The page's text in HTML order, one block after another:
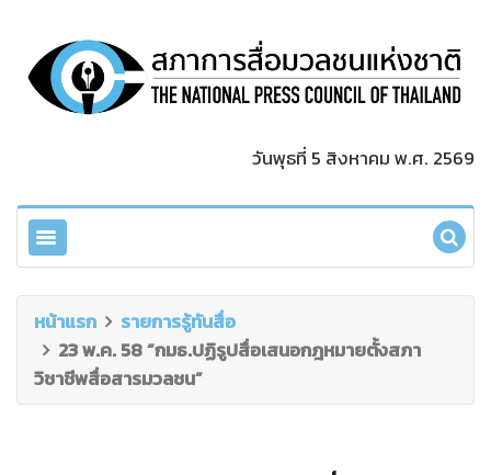
วันพุธที่ 5 สิงหาคม พ.ศ. 2569
หน้าแรก
รายการรู้ทันสื่อ
23 พ.ค. 58 “กมธ.ปฏิรูปสื่อเสนอกฎหมายตั้งสภา
วิชาชีพสื่อสารมวลชน”